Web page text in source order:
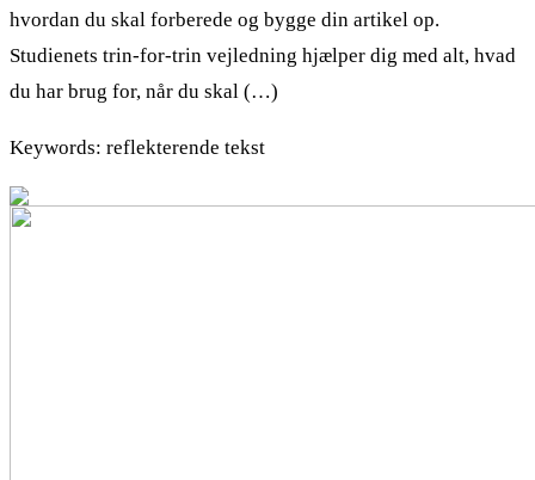
hvordan du skal forberede og bygge din artikel op.
Studienets trin-for-trin vejledning hjælper dig med alt, hvad
du har brug for, når du skal (…)
Keywords: reflekterende tekst